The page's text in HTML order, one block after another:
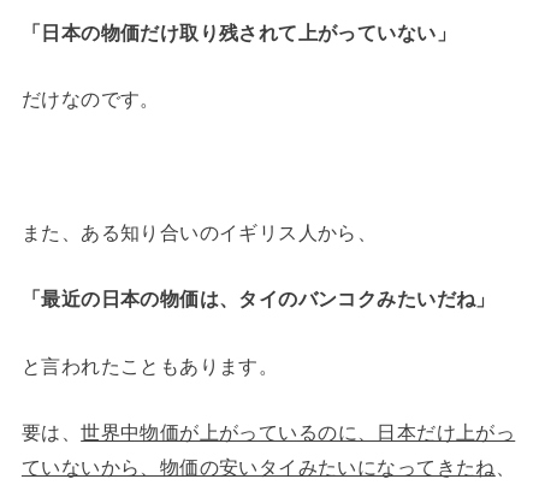
「日本の物価だけ取り残されて上がっていない」
だけなのです。
また、ある知り合いのイギリス人から、
「最近の日本の物価は、タイのバンコクみたいだね」
と言われたこともあります。
要は、世界中物価が上がっているのに、日本だけ上がっ
ていないから、物価の安いタイみたいになってきたね、